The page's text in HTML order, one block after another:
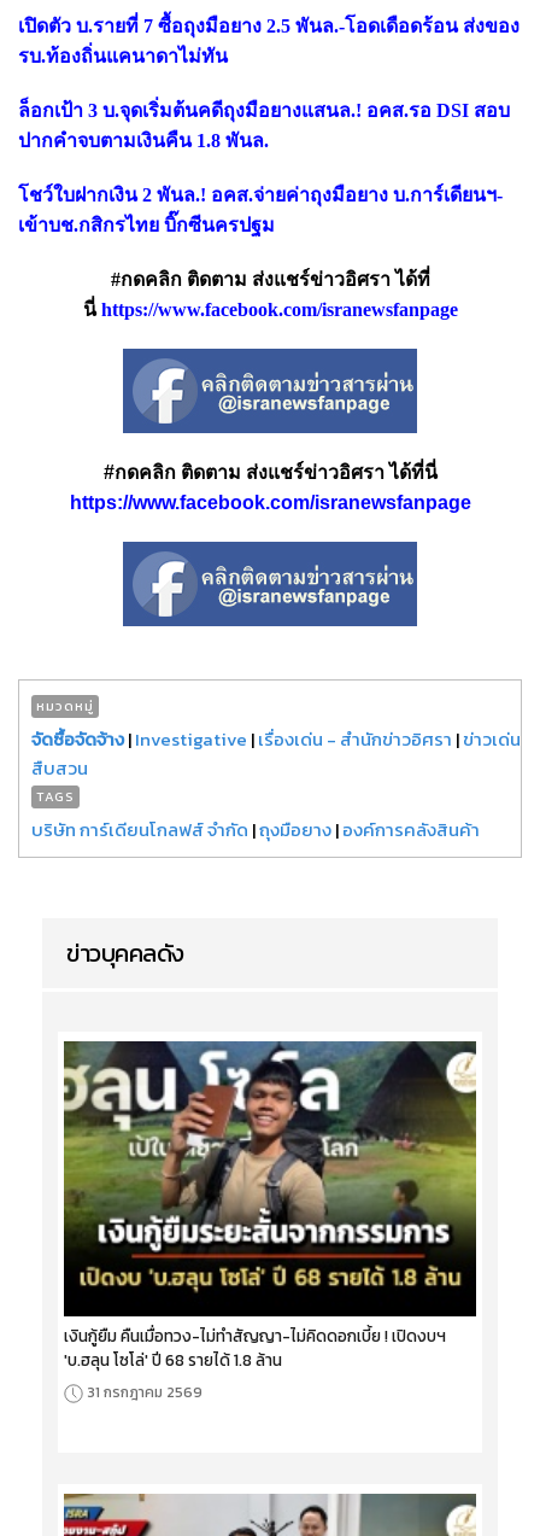
เปิดตัว บ.รายที่ 7 ซื้อถุงมือยาง 2.5 พันล.-โอดเดือดร้อน ส่งของ
รบ.ท้องถิ่นแคนาดาไม่ทัน
ล็อกเป้า 3 บ.จุดเริ่มต้นคดีถุงมือยางแสนล.! อคส.รอ DSI สอบ
ปากคำจบตามเงินคืน 1.8 พันล.
โชว์ใบฝากเงิน 2 พันล.! อคส.จ่ายค่าถุงมือยาง บ.การ์เดียนฯ-
เข้าบช.กสิกรไทย บิ๊กซีนครปฐม
#กดคลิก ติดตาม ส่งแชร์ข่าวอิศรา ได้ที่
นี่https://www.facebook.com/isranewsfanpage
#กดคลิก ติดตาม ส่งแชร์ข่าวอิศรา ได้ที่นี่
https://www.facebook.com/isranewsfanpage
หมวดหมู่
จัดซื้อจัดจ้าง|Investigative |เรื่องเด่น - สำนักข่าวอิศรา |ข่าวเด่น
สืบสวน
TAGS
บริษัท การ์เดียนโกลฟส์ จำกัด |ถุงมือยาง|องค์การคลังสินค้า
ข่าวบุคคลดัง
เงินกู้ยืม คืนเมื่อทวง-ไม่ทำสัญญา-ไม่คิดดอกเบี้ย ! เปิดงบฯ
'บ.ฮลุน โซโล่' ปี 68 รายได้ 1.8 ล้าน
31 กรกฎาคม 2569